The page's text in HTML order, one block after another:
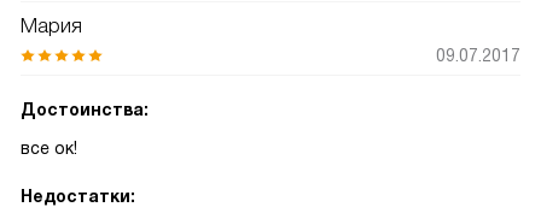
Мария
09.07.2017
Достоинства:
все ок!
Недостатки: